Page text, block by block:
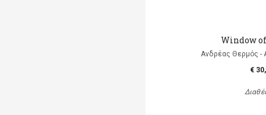
Window
Ανδρέας Θερμός -
€